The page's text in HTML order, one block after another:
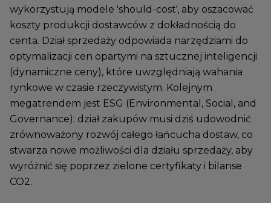
wykorzystują modele 'should-cost', aby oszacować
koszty produkcji dostawców z dokładnością do
centa. Dział sprzedaży odpowiada narzędziami do
optymalizacji cen opartymi na sztucznej inteligencji
(dynamiczne ceny), które uwzględniają wahania
rynkowe w czasie rzeczywistym. Kolejnym
megatrendem jest ESG (Environmental, Social, and
Governance): dział zakupów musi dziś udowodnić
zrównoważony rozwój całego łańcucha dostaw, co
stwarza nowe możliwości dla działu sprzedaży, aby
wyróżnić się poprzez zielone certyfikaty i bilanse
CO2.